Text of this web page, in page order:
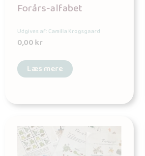
Forårs-alfabet
Udgives af: Camilla Krogsgaard
0,00kr
Læs mere